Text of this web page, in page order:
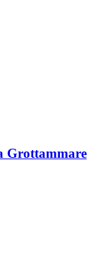
Grottammare